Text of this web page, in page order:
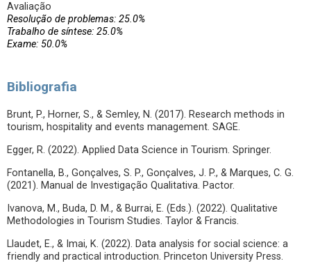
Avaliação
Resolução de problemas: 25.0%
Trabalho de síntese: 25.0%
Exame: 50.0%
Bibliografia
Brunt, P., Horner, S., & Semley, N. (2017). Research methods in
tourism, hospitality and events management. SAGE.
Egger, R. (2022). Applied Data Science in Tourism. Springer.
Fontanella, B., Gonçalves, S. P., Gonçalves, J. P., & Marques, C. G.
(2021). Manual de Investigação Qualitativa. Pactor.
Ivanova, M., Buda, D. M., & Burrai, E. (Eds.). (2022). Qualitative
Methodologies in Tourism Studies. Taylor & Francis.
Llaudet, E., & Imai, K. (2022). Data analysis for social science: a
friendly and practical introduction. Princeton University Press.